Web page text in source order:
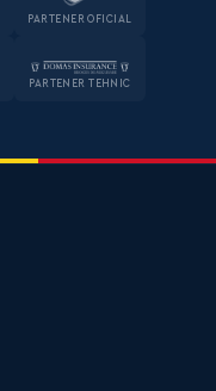
PARTENER OFICIAL
PARTENER TEHNIC